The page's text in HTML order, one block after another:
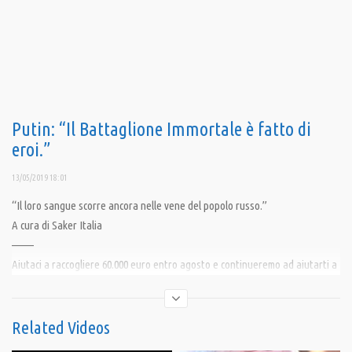
Putin: “Il Battaglione Immortale è fatto di
eroi.”
13/05/2019 18:01
“Il loro sangue scorre ancora nelle vene del popolo russo.”
A cura di Saker Italia
——–
Aiutaci a raccogliere 60.000 euro entro agosto e continueremo ad aiutarti a
Indicazioni al link 👉 :https://pandoratv.it/sostienici/
🎯 Bonifico bancario: IBAN IT82P0100504800000000006342, intestato ad
Related Videos